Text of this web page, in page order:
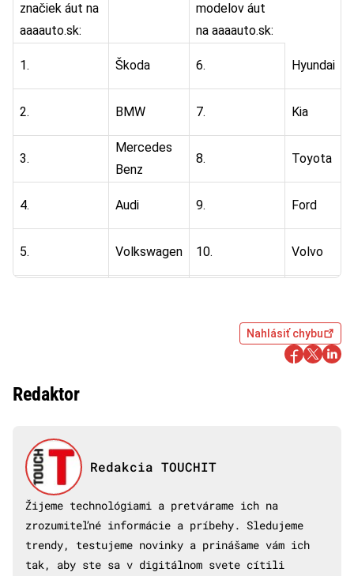
značiek áut na
aaaauto.sk:
modelov áut
na aaaauto.sk:
1. Škoda 6. Hyundai
2. BMW 7. Kia
3.
Mercedes
Benz
8. Toyota
4. Audi 9. Ford
5. Volkswagen 10. Volvo
Nahlásiť chybu
Redaktor
Redakcia TOUCHIT
Žijeme technológiami a pretvárame ich na
zrozumiteľné informácie a príbehy. Sledujeme
trendy, testujeme novinky a prinášame vám ich
tak, aby ste sa v digitálnom svete cítili